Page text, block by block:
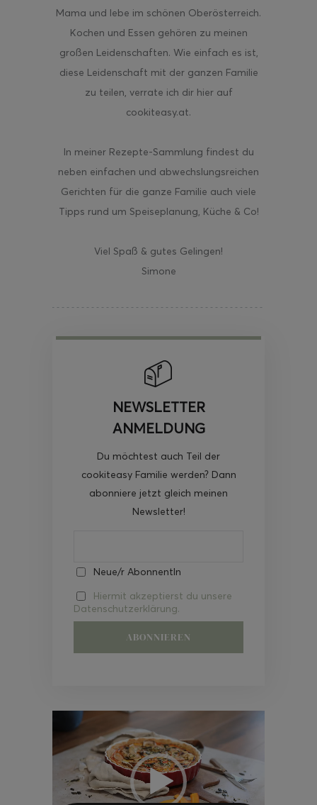
Mama und lebe im schönen Oberösterreich.
Kochen und Essen gehören zu meinen
großen Leidenschaften. Wie einfach es ist,
diese Leidenschaft mit der ganzen Familie
zu teilen, verrate ich dir hier auf
cookiteasy.at.
In meiner Rezepte-Sammlung findest du
neben einfachen und abwechslungsreichen
Gerichten für die ganze Familie auch viele
Tipps rund um Speiseplanung, Küche & Co!
Viel Spaß & gutes Gelingen!
Simone
NEWSLETTER
ANMELDUNG
Du möchtest auch Teil der
cookiteasy Familie werden? Dann
abonniere jetzt gleich meinen
Newsletter!
Neue/r AbonnentIn
Hiermit akzeptierst du unsere
Datenschutzerklärung.
Video-